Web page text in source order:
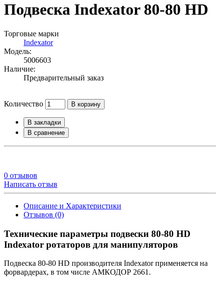
Подвеска Indexator 80-80 HD
Торговые марки
Indexator
Модель:
5006603
Наличие:
Предварительный заказ
Количество В корзину
В закладки
В сравнение
0 отзывов
Написать отзыв
Описание и Характеристики
Отзывов (0)
Технические параметры подвески 80-80 HD
Indexator ротаторов для манипуляторов
Подвеска 80-80 HD производителя Indexator применяется на
форвардерах, в том числе АМКОДОР 2661.